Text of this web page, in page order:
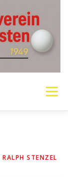
Menü
RALPH STENZEL